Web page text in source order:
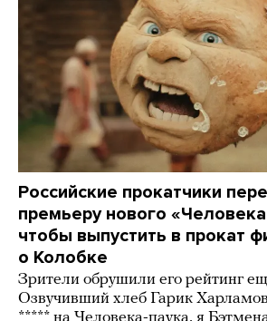
Российские прокатчики
премьеру нового
чтобы выпустить в прокат
о Колобке
Зрители обрушили его рейтинг
Озвучивший хлеб Гарик
***** на Человека-паука, я